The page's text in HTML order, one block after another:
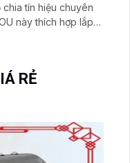
tín hiệu chuyên
này thích hợp lắp
RẺ